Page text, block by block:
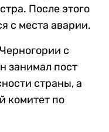
После этого
с места аварии.
с
занимал пост
страны, а
комитет по